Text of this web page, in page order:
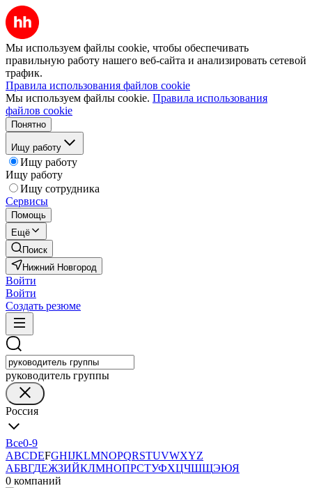
Мы используем файлы cookie, чтобы обеспечивать
правильную работу нашего веб-сайта и анализировать сетевой
трафик.
Правила использования файлов cookie
Мы используем файлы cookie. Правила использования
файлов cookie
Понятно
Ищу работу
Ищу работу
Ищу работу
Ищу сотрудника
Сервисы
Помощь
Ещё
Поиск
Нижний Новгород
Войти
Войти
Создать резюме
руководитель группы
Россия
Все0-9
ABCDEFGHIJKLMNOPQRSTUVWXYZ
АБВГДЕЖЗИЙКЛМНОПРСТУФХЦЧШЩЭЮЯ
0 компаний